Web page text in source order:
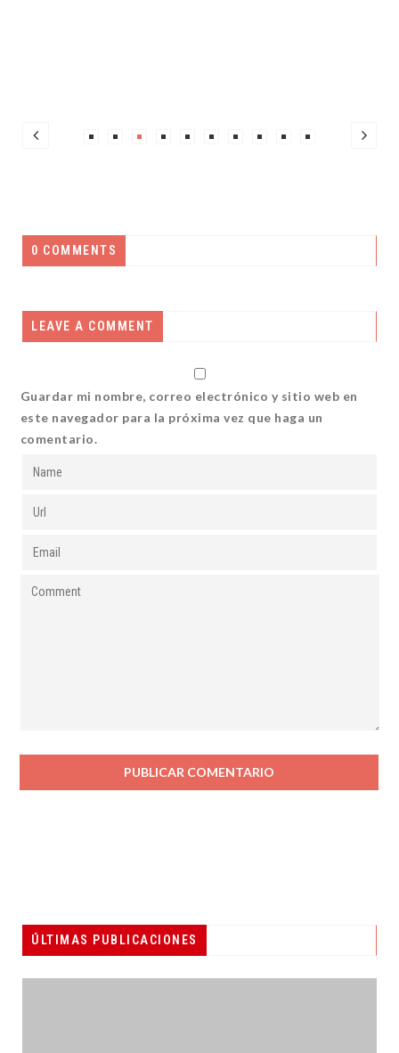
0 COMMENTS
LEAVE A COMMENT
Guardar mi nombre, correo electrónico y sitio web en
este navegador para la próxima vez que haga un
comentario.
ÚLTIMAS PUBLICACIONES